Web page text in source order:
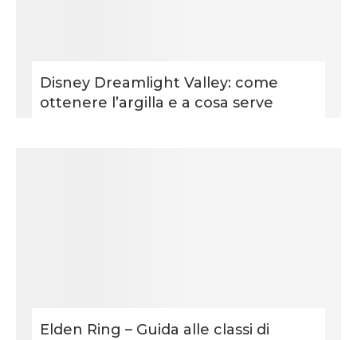
Disney Dreamlight Valley: come
ottenere l’argilla e a cosa serve
Elden Ring – Guida alle classi di